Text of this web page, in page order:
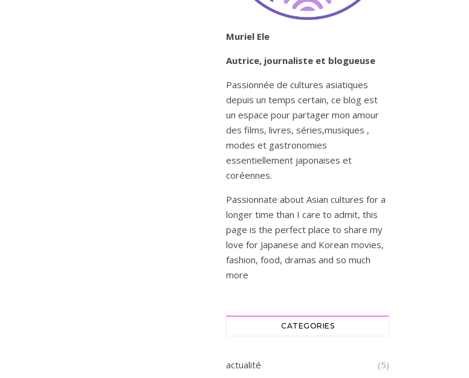
Muriel Ele
Autrice, journaliste et blogueuse
Passionnée de cultures asiatiques
depuis un temps certain, ce blog est
un espace pour partager mon amour
des films, livres, séries,musiques ,
modes et gastronomies
essentiellement japonaises et
coréennes.
Passionnate about Asian cultures for a
longer time than I care to admit, this
page is the perfect place to share my
love for Japanese and Korean movies,
fashion, food, dramas and so much
more
CATEGORIES
actualité (5)